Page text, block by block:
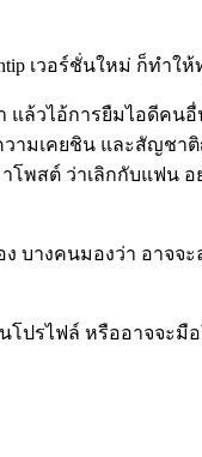
เวอร์ชั่นใหม่ ก็ทำ
วไอ้การยืมไอดีคน
ามเคยชิน และสัญ
พสต์ ว่าเลิกกับแฟน
บางคนมองว่า อา
รไฟล์ หรืออาจจะมื